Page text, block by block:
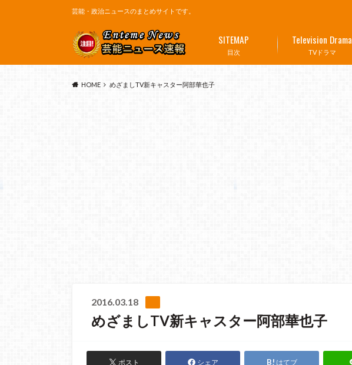
芸能・政治ニュースのまとめサイトです。
目次
SITEMAP
TVドラマ
Television Drama
HOME めざましTV新キャスター阿部華也子
2016.03.18
めざましTV新キャスター阿部華也子
ポスト シェア はてブ